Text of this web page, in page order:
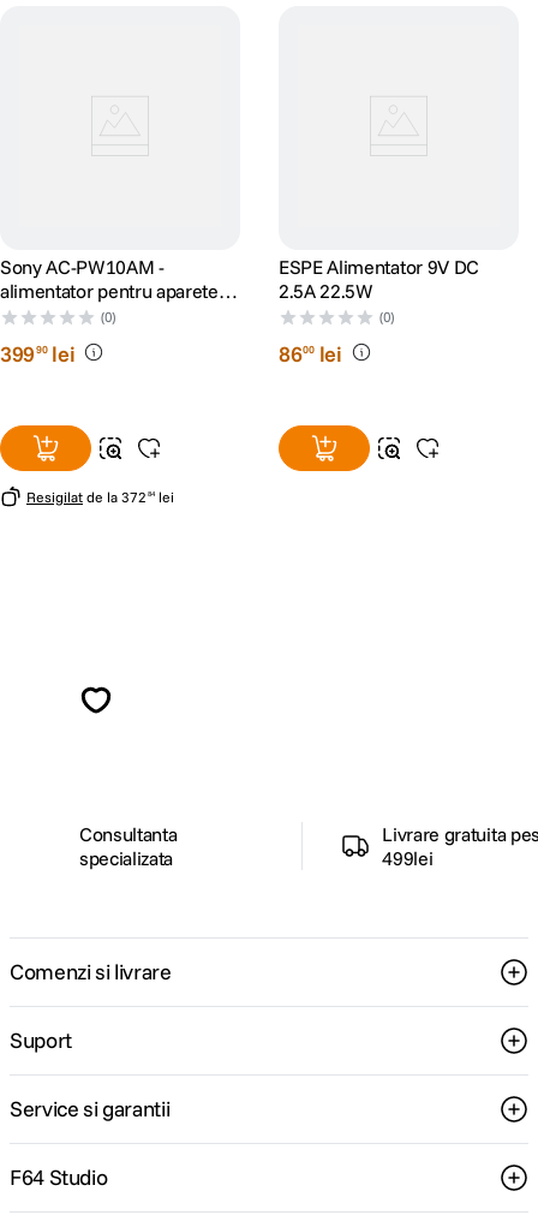
Sony AC-PW10AM -
alimentator pentru aparetele
Sony A
(0)
39990 lei
Resigilat de la 372 84 lei
ESPE Alimentator 9V DC
2.5A 22.5W
(0)
8600 lei
Consultanta
specializata
Livrare gratuita
499lei
Comenzi si livrare
Suport
Service si garantii
F64 Studio